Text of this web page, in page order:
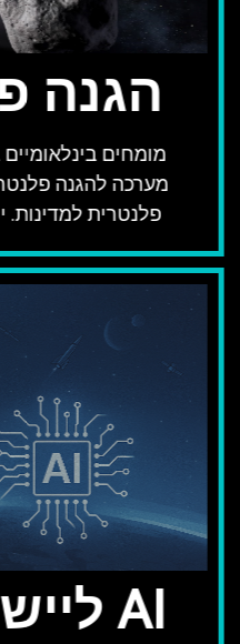
הגנה
מומחים
מערכה להגנה
פלנטרית למדינות.
AI ליישומי חלל